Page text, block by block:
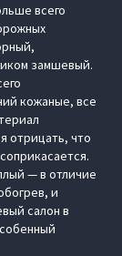
всего
замшевый.
кожаные, все
отрицать, что
— в отличие
и
салон в